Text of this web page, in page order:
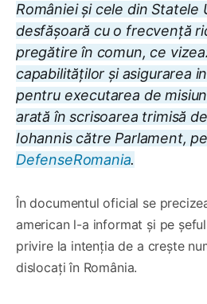
României și cele din Statele
desfășoară cu o frecvență
pregătire în comun, ce
capabilităților și asigurarea
pentru executarea de
arată în scrisoarea trimisă
Iohannis către Parlament,
DefenseRomania.
În documentul oficial se
american l-a informat și pe
privire la intenția de a crește
dislocați în România.